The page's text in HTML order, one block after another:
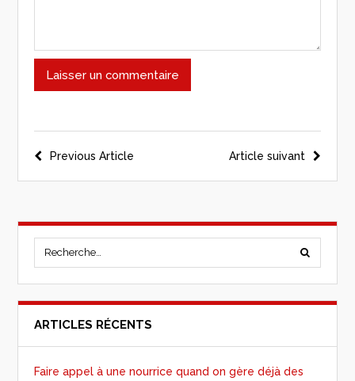
Article suivant
Previous Article
ARTICLES RÉCENTS
Faire appel à une nourrice quand on gère déjà des